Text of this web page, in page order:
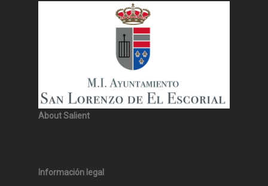
About Salient
Información legal